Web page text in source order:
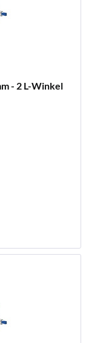
- 2 L-Winkel